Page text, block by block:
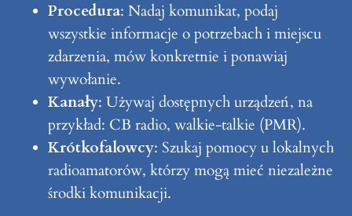
Procedura: Nadaj komunikat, podaj
wszystkie informacje o potrzebach i miejscu
zdarzenia, mów konkretnie i ponawiaj
wywołanie.
Kanały: Używaj dostępnych urządzeń, na
przykład: CB radio, walkie-talkie (PMR).
Krótkofalowcy: Szukaj pomocy u lokalnych
radioamatorów, którzy mogą mieć niezależne
środki komunikacji.